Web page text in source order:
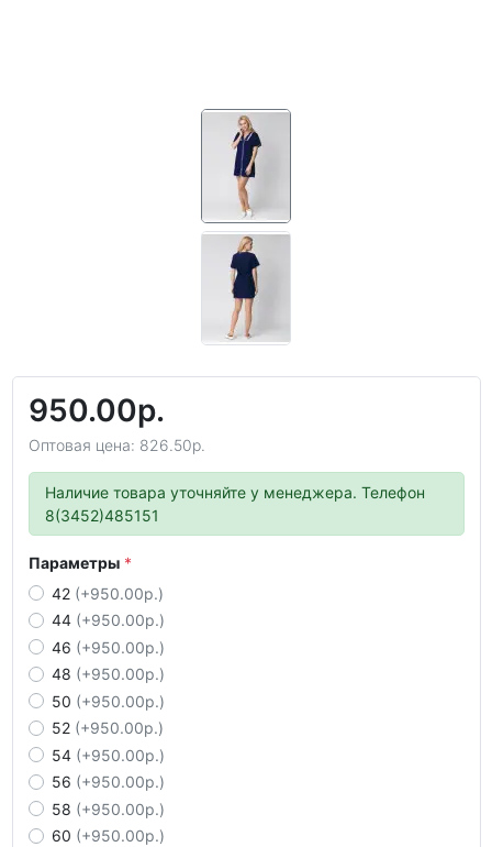
950.00р.
Оптовая цена: 826.50р.
Наличие товара уточняйте у менеджера. Телефон
8(3452)485151
Параметры
42 (+950.00р.)
44 (+950.00р.)
46 (+950.00р.)
48 (+950.00р.)
50 (+950.00р.)
52 (+950.00р.)
54 (+950.00р.)
56 (+950.00р.)
58 (+950.00р.)
60 (+950.00р.)